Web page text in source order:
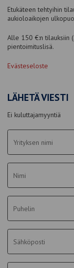
Etukäteen tehtyihin
aukioloaikojen
Alle 150 €:n tilauksiin
pientoimituslisä.
Evästeseloste
LÄHETÄ VIESTI
Ei kuluttajamyyntiä
Yrityksen
nimi *
Nimi
Puhelin
Sähköposti